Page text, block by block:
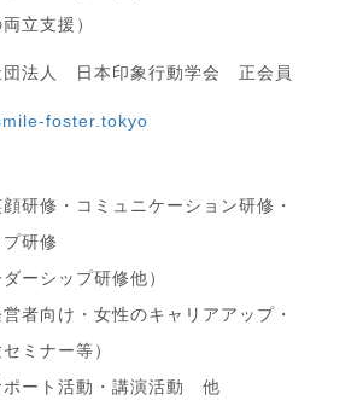
立支援）
団法人 日本印象行動学会 正会員
foster.tokyo
研修・コミュニケーション研修・
研修
ーシップ研修他）
者向け・女性のキャリアアップ・
ミナー等）
ポート活動・講演活動 他